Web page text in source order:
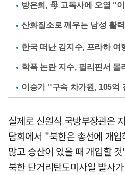
방은희, 母 고독사에 오열 "
한국 떠난 김지수, 프라하
학폭 논란 지수, 필리핀서 몰
이승기 "구속 차가원, 105억
실제로 신원식 국방부장관은
담회에서 "북한은 총선에 개
많고 승산이 있을 때 개입할
북한 단거리탄도미사일 발사